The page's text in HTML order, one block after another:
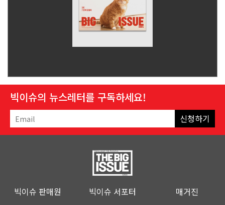
빅이슈의 뉴스레터를 구독하세요!
신청하기
빅이슈 판매원 빅이슈 서포터
매거진